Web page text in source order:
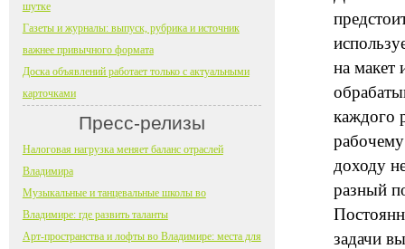
на макет
каждого
доходу
разный
задачи
шутке
Газеты и журналы: выпуск, рубрика и источник
важнее привычного формата
Доска объявлений работает только с актуальными
карточками
Пресс-релизы
Налоговая нагрузка меняет баланс отраслей
Владимира
Музыкальные и танцевальные школы во
Владимире: где развить таланты
Арт-пространства и лофты во Владимире: места для